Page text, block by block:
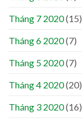
Tháng 7 2020(15)
Tháng 6 2020(7)
Tháng 5 2020(7)
Tháng 4 2020(20)
Tháng 3 2020(16)